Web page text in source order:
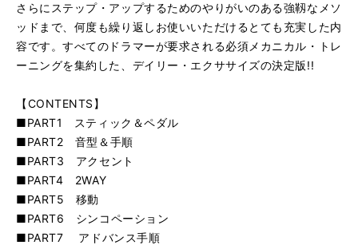
さらにステップ・アップするためのやりがいのある強靱なメソ
ッドまで、何度も繰り返しお使いいただけるとても充実した内
容です。すべてのドラマーが要求される必須メカニカル・トレ
ーニングを集約した、デイリー・エクササイズの決定版!!
【CONTENTS】
■PART1 スティック＆ペダル
■PART2 音型＆手順
■PART3 アクセント
■PART4 2WAY
■PART5 移動
■PART6 シンコペーション
■PART7 アドバンス手順